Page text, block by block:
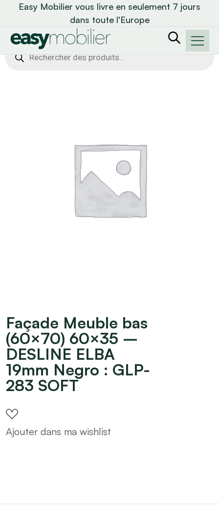
Easy Mobilier vous livre en seulement 7 jours
dans toute l'Europe
Recherche
de
Façade Meuble bas
(60×70) 60×35 –
DESLINE ELBA
19mm Negro : GLP-
283 SOFT
Ajouter dans ma wishlist